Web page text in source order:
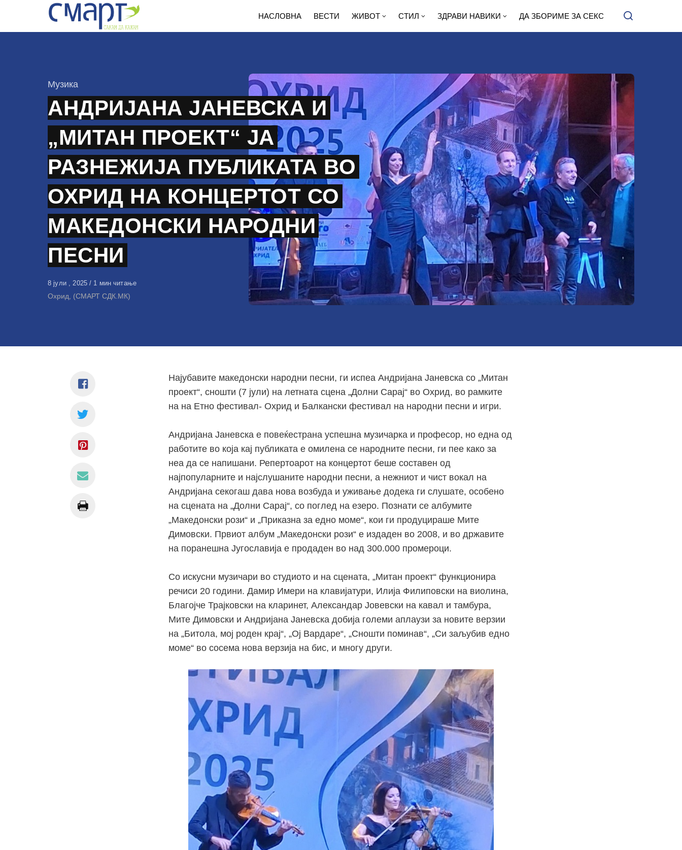
НАСЛОВНА ВЕСТИ ЖИВОТ СТИЛ ЗДРАВИ НАВИКИ ДА ЗБОРИМЕ ЗА СЕКС
КАтегорија
Музика
АНДРИЈАНА ЈАНЕВСКА И
„МИТАН ПРОЕКТ“ ЈА
РАЗНЕЖИЈА ПУБЛИКАТА ВО
ОХРИД НА КОНЦЕРТОТ СО
МАКЕДОНСКИ НАРОДНИ
ПЕСНИ
Објавено
на
8 јули , 2025 1 мин читање
Охрид, (СМАРТ СДК.МК)
Најубавите македонски народни песни, ги испеа Андријана Јаневска со „Митан
проект“, сношти (7 јули) на летната сцена „Долни Сарај“ во Охрид, во рамките
на на Етно фестивал- Охрид и Балкански фестивал на народни песни и игри.
Андријана Јаневска е повеќестрана успешна музичарка и професор, но една од
работите во која кај публиката е омилена се народните песни, ги пее како за
неа да се напишани. Репертоарот на концертот беше составен од
најпопуларните и најслушаните народни песни, а нежниот и чист вокал на
Андријана секогаш дава нова возбуда и уживање додека ги слушате, особено
на сцената на „Долни Сарај“, со поглед на езеро. Познати се албумите
„Македонски рози“ и „Приказна за едно моме“, кои ги продуцираше Мите
Димовски. Првиот албум „Македонски рози“ е издаден во 2008, и во државите
на поранешна Југославија е продаден во над 300.000 промероци.
Со искусни музичари во студиото и на сцената, „Митан проект“ функционира
речиси 20 години. Дамир Имери на клавијатури, Илија Филиповски на виолина,
Благојче Трајковски на кларинет, Александар Јовевски на кавал и тамбура,
Мите Димовски и Андријана Јаневска добија големи аплаузи за новите верзии
на „Битола, мој роден крај“, „Ој Вардаре“, „Сношти поминав“, „Си заљубив едно
моме“ во сосема нова верзија на бис, и многу други.